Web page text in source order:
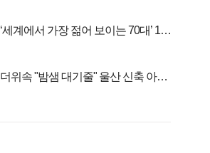
‘세계에서 가장 젊어 보이는 70대’ 1위
더위속 "밤샘 대기줄" 울산 신축 아파